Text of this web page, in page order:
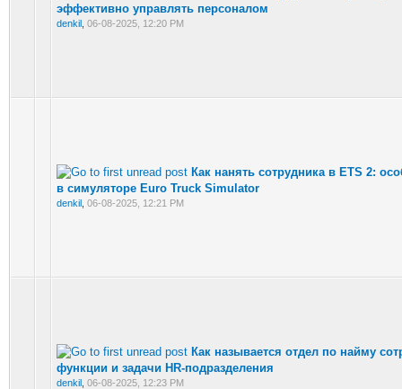
эффективно управлять персоналом
denkil 06-08-2025, 12:20 PM
Как нанять сотрудника в ETS 2:
в симуляторе Euro Truck Simulator
denkil 06-08-2025, 12:21 PM
Как называется отдел по найму
функции и задачи HR-подразделения
denkil 06-08-2025, 12:23 PM